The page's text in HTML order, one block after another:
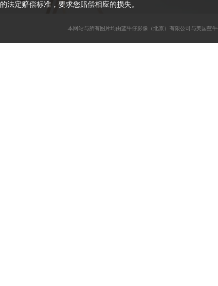
的法定赔偿标准，要求您赔偿相应的损失。
本网站与所有图片均由蓝牛仔影像（北京）有限公司与美国蓝